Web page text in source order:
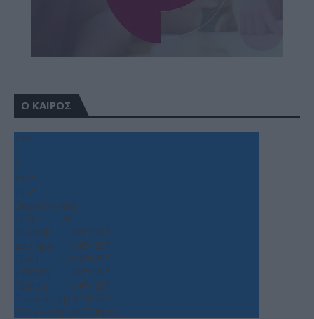
Ο ΚΑΙΡΟΣ
+36
°
C
+37°
+25°
Θεσσαλονίκη
Σάββατο, 08
Κυριακή
+38°+28°
Δευτέρα
+34°+25°
Τρίτη
+36°+26°
Τετάρτη
+38°+26°
Πέμπτη
+34°+26°
Παρασκευή+31°+24°
Πρόγνωση για 7 μέρες